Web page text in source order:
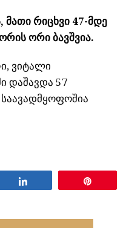
მათი რიცხვი 47-მდე
ორი ბავშვია.
ვიტალი
დაშავდა 57